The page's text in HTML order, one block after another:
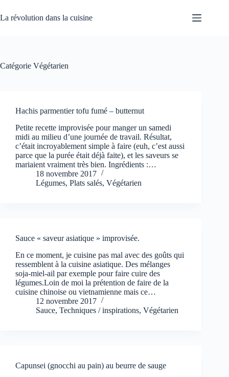
au
contenu
La révolution dans la cuisine
Catégorie Végétarien
Hachis parmentier tofu fumé – butternut
Petite recette improvisée pour manger un samedi
midi au milieu d’une journée de travail. Résultat,
c’était incroyablement simple à faire (euh, c’est aussi
parce que la purée était déjà faite), et les saveurs se
mariaient vraiment très bien. Ingrédients :…
18 novembre 2017
Légumes, Plats salés, Végétarien
Sauce « saveur asiatique » improvisée.
En ce moment, je cuisine pas mal avec des goûts qui
ressemblent à la cuisine asiatique. Des mélanges
soja-miel-ail par exemple pour faire cuire des
légumes.Loin de moi la prétention de faire de la
cuisine chinoise ou vietnamienne mais ce…
12 novembre 2017
Sauce, Techniques / inspirations, Végétarien
Capunsei (gnocchi au pain) au beurre de sauge